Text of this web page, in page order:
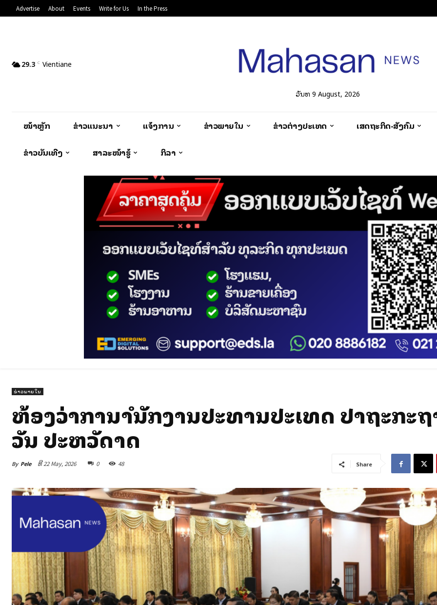
Advertise About Events Write for Us In the Press
29.3 C Vientiane
ວັນທີ 9 August, 2026
ໜ້າຫຼັກ ຂ່າວແນະນຳ ແຈ້ງການ ຂ່າວພາຍໃນ ຂ່າວຕ່າງປະເທດ ເສດຖະກິດ-ສັງຄົມ
ຂ່າວບັນເທີງ ສາລະໜ້າຮູ້ ກິລາ
ຂ່າວພາຍໃນ
ຫ້ອງວ່າການສຳນັກງານປະທານປະເທດ ປາຖະກະຖ
ວັນ ປະຫວັດສາດ
By Pele ທີ 22 May, 2026 0 48 Share